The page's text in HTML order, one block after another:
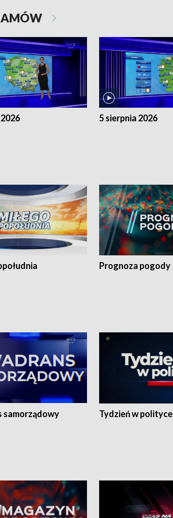
5 sierpnia 2026
Prognoza pogody
samorządowy Tydzień w polityce